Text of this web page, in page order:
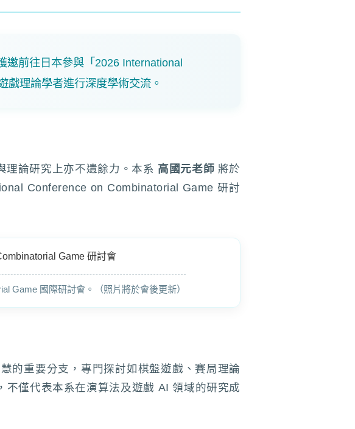
邀前往日本參與「2026 International
戲理論學者進行深度學術交流。
理論研究上亦不遺餘力。本系 高國元老師 將於
Conference on Combinatorial Game 研討
Game 國際研討會。（照片將於會後更新）
的重要分支，專門探討如棋盤遊戲、賽局理論
僅代表本系在演算法及遊戲 AI 領域的研究成